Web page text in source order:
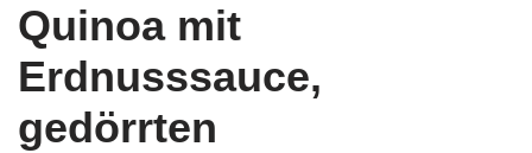
Quinoa mit
Erdnusssauce,
gedörrten